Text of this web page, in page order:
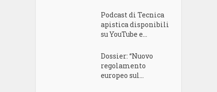
Podcast di Tecnica
apistica disponibili
su YouTube e...
Dossier: “Nuovo
regolamento
europeo sul...